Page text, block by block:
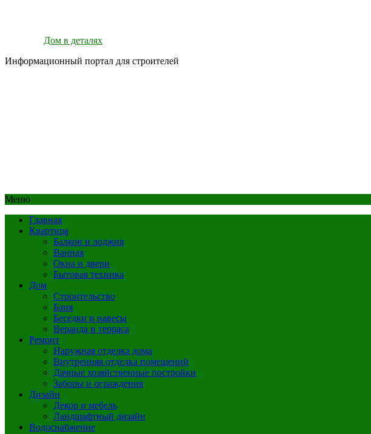
Дом в деталях
Информационный портал для строителей
Меню
Главная
Квартира
Балкон и лоджия
Ванная
Окна и двери
Бытовая техника
Дом
Строительство
Баня
Беседки и навесы
Веранда и терраса
Ремонт
Наружная отделка дома
Внутренняя отделка помещений
Дачные хозяйственные постройки
Заборы и ограждения
Дизайн
Декор и мебель
Ландшафтный дизайн
Водоснабжение